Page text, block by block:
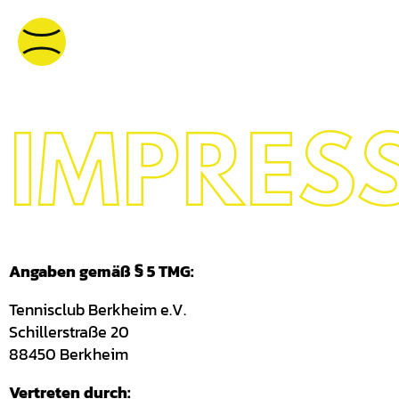
VEREIN
MENSCHEN IM
TENNISSTÜBLE
TENNISHALLE
Angaben gemäß § 5 TMG:
Tennisclub Berkheim e.V.
Schillerstraße 20
88450 Berkheim
Vertreten durch: